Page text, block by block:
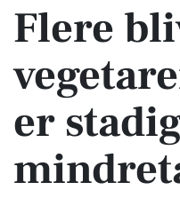
Flere
er